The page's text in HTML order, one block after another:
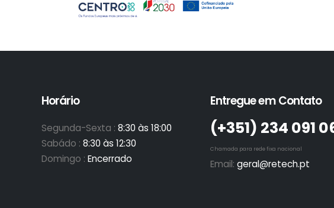
Horário
Segunda-Sexta : 8:30 às 18:00
Sabádo : 8:30 às 12:30
Domingo : Encerrado
Entregue em Contato
(+351)­ 234 091
Chamada para rede fixa nacional
Email: geral@retech.pt